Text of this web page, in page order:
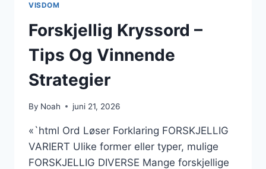
VISDOM
Forskjellig Kryssord –
Tips Og Vinnende
Strategier
By Noah juni 21, 2026
«`html Ord Løser Forklaring FORSKJELLIG
VARIERT Ulike former eller typer, mulige
FORSKJELLIG DIVERSE Mange forskjellige